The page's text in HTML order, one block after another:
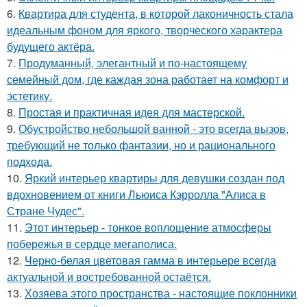
6. Квартира для студента, в которой лаконичность стала
идеальным фоном для яркого, творческого характера
будущего актёра.
7. Продуманный, элегантный и по-настоящему
семейный дом, где каждая зона работает на комфорт и
эстетику.
8. Простая и практичная идея для мастерской.
9. Обустройство небольшой ванной - это всегда вызов,
требующий не только фантазии, но и рационального
подхода.
10. Яркий интерьер квартиры для девушки создан под
вдохновением от книги Льюиса Кэрролла "Алиса в
Стране Чудес".
11. Этот интерьер - тонкое воплощение атмосферы
побережья в сердце мегаполиса.
12. Черно-белая цветовая гамма в интерьере всегда
актуальной и востребованной остаётся.
13. Хозяева этого пространства - настоящие поклонники